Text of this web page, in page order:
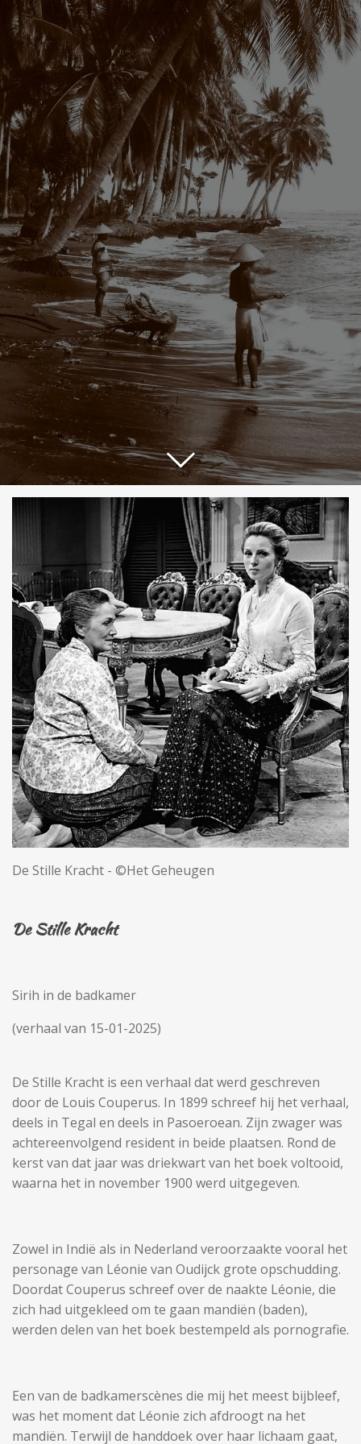
De Stille Kracht - ©Het Geheugen
De Stille Kracht
Sirih in de badkamer
(verhaal van 15-01-2025)
De Stille Kracht is een verhaal dat werd geschreven
door de Louis Couperus. In 1899 schreef hij het verhaal,
deels in Tegal en deels in Pasoeroean. Zijn zwager was
achtereenvolgend resident in beide plaatsen. Rond de
kerst van dat jaar was driekwart van het boek voltooid,
waarna het in november 1900 werd uitgegeven.
Zowel in Indië als in Nederland veroorzaakte vooral het
personage van Léonie van Oudijck grote opschudding.
Doordat Couperus schreef over de naakte Léonie, die
zich had uitgekleed om te gaan mandiën (baden),
werden delen van het boek bestempeld als pornografie.
Een van de badkamerscènes die mij het meest bijbleef,
was het moment dat Léonie zich afdroogt na het
mandiën. Terwijl de handdoek over haar lichaam gaat,